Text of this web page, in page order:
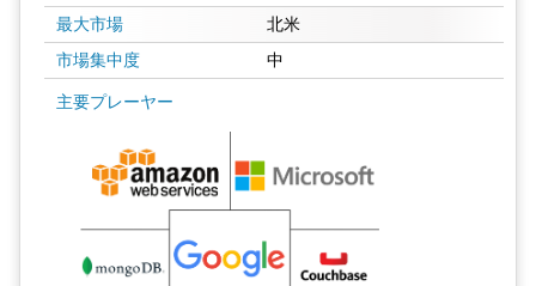
最大市場 北米
市場集中度 中
主要プレーヤー
画像 © Mordor Intelligence。再利用にはCC BY 4.0の表示が必要です。